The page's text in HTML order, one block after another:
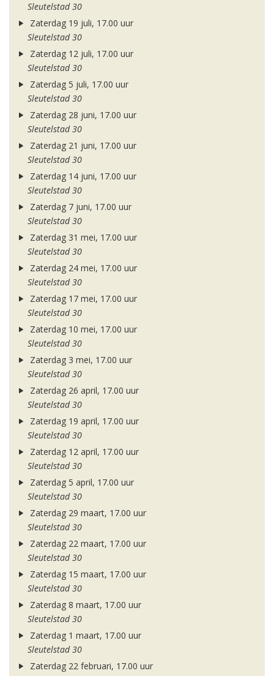
Sleutelstad 30
Zaterdag 19 juli, 17.00 uur
Sleutelstad 30
Zaterdag 12 juli, 17.00 uur
Sleutelstad 30
Zaterdag 5 juli, 17.00 uur
Sleutelstad 30
Zaterdag 28 juni, 17.00 uur
Sleutelstad 30
Zaterdag 21 juni, 17.00 uur
Sleutelstad 30
Zaterdag 14 juni, 17.00 uur
Sleutelstad 30
Zaterdag 7 juni, 17.00 uur
Sleutelstad 30
Zaterdag 31 mei, 17.00 uur
Sleutelstad 30
Zaterdag 24 mei, 17.00 uur
Sleutelstad 30
Zaterdag 17 mei, 17.00 uur
Sleutelstad 30
Zaterdag 10 mei, 17.00 uur
Sleutelstad 30
Zaterdag 3 mei, 17.00 uur
Sleutelstad 30
Zaterdag 26 april, 17.00 uur
Sleutelstad 30
Zaterdag 19 april, 17.00 uur
Sleutelstad 30
Zaterdag 12 april, 17.00 uur
Sleutelstad 30
Zaterdag 5 april, 17.00 uur
Sleutelstad 30
Zaterdag 29 maart, 17.00 uur
Sleutelstad 30
Zaterdag 22 maart, 17.00 uur
Sleutelstad 30
Zaterdag 15 maart, 17.00 uur
Sleutelstad 30
Zaterdag 8 maart, 17.00 uur
Sleutelstad 30
Zaterdag 1 maart, 17.00 uur
Sleutelstad 30
Zaterdag 22 februari, 17.00 uur